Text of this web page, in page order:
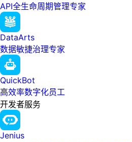
API全生命周期管理专家
DataArts
数据敏捷治理专家
QuickBot
高效率数字化员工
开发者服务
Jenius